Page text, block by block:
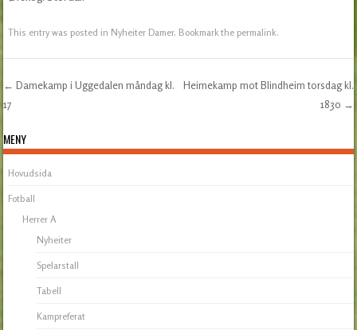
This entry was posted in Nyheiter Damer. Bookmark thepermalink.
Post navigation
← Damekamp i Uggedalen måndag kl.
17
Heimekamp mot Blindheim torsdag kl.
1830 →
MENY
Hovudsida
Fotball
Herrer A
Nyheiter
Spelarstall
Tabell
Kampreferat